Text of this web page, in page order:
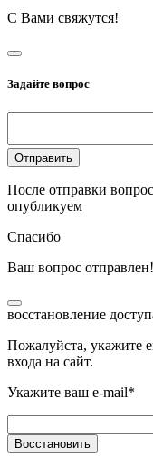
С Вами свяжутся!
Задайте вопрос
Отправить
После отправки
опубликуем
Спасибо
Ваш вопрос отправлен!
восстановление
Пожалуйста, укажите
входа на сайт.
Укажите ваш e-mail*
Восстановить